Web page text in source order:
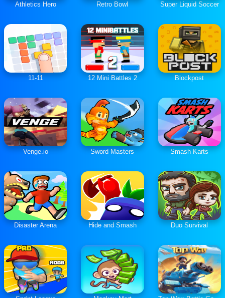
Athletics Hero Retro Bowl Super Liquid Soccer
11-11 12 Mini Battles 2 Blockpost
Venge.io Sword Masters Smash Karts
Disaster Arena Hide and Smash Duo Survival